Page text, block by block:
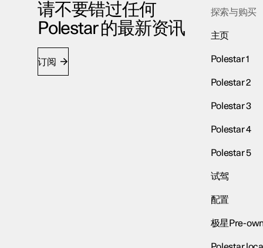
请不要错过任何
Polestar 的最新资讯
订阅
探索与购买
主页
Polestar 1
Polestar 2
Polestar 3
Polestar 4
Polestar 5
试驾
配置
极星Pre-